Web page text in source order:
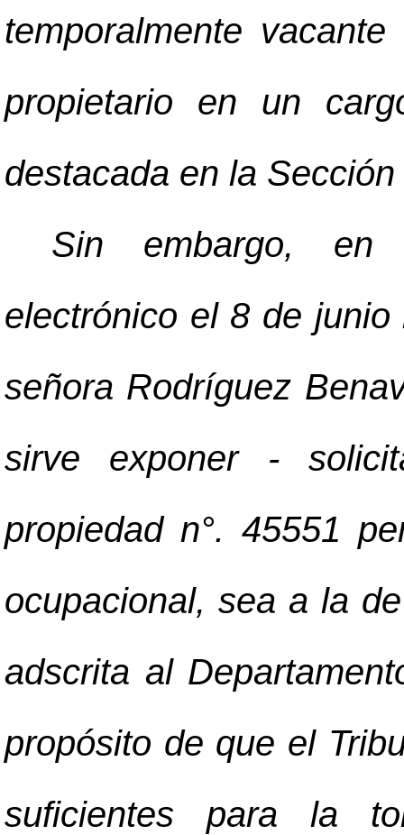
temporalmente
propietario en un
destacada en la
Sin embargo, en
electrónico el 8 de
señora Rodríguez
sirve exponer -
propiedad n°. 45551
ocupacional, sea a la
adscrita al
propósito de que el
suficientes para la